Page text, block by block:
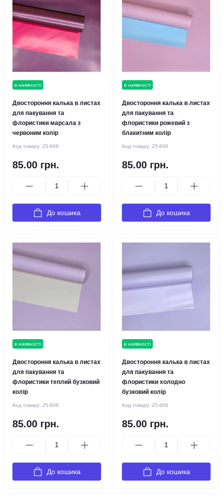
в наявності
Двостороння калька в листах
для пакування та
флористики марсала з
червоним колір
Код товару: 25-606
85.00 грн.
До кошика
в наявності
Двостороння калька в листах
для пакування та
флористики рожевий з
блакитним колір
Код товару: 25-606
85.00 грн.
До кошика
в наявності
Двостороння калька в листах
для пакування та
флористики теплий бузковий
колір
Код товару: 25-606
85.00 грн.
До кошика
в наявності
Двостороння калька в листах
для пакування та
флористики холодно
бузковий колір
Код товару: 25-606
85.00 грн.
До кошика